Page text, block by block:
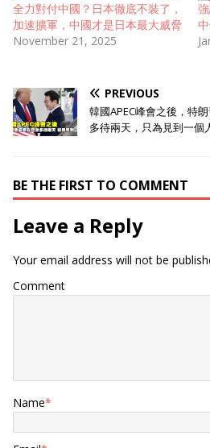
全力對付中國？日本徹底不裝了，
加速擴軍，中國才是日本最大威脅
November 21, 2025
PREVIOUS
韓國APEC峰會之後，特
多待兩天，只為見到一個
BE THE FIRST TO COMMENT
Leave a Reply
Your email address will not be
Comment
Name*